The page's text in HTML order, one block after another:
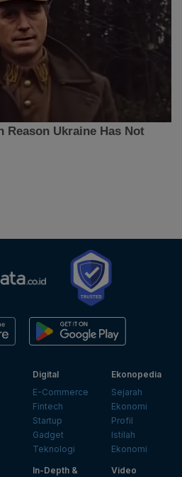
Digital
E-Commerce
Fintech
Startup
Gadget
Teknologi
Ekonopedia
Sejarah
Ekonomi
Profil
Istilah
Ekonomi
In-Depth &
Video